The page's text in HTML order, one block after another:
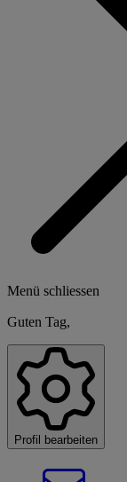
Menü schliessen
Guten Tag,
Profil bearbeiten